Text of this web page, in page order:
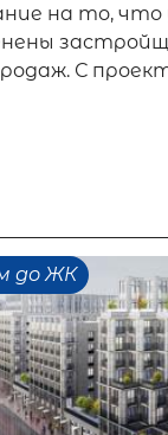
на то, что
С
до ЖК